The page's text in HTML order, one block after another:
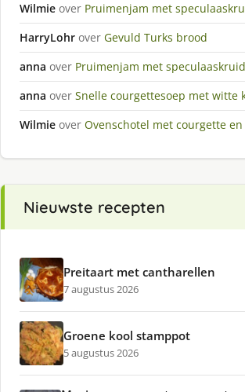
Wilmie over Pruimenjam met
HarryLohr over Gevuld Turks brood
anna over Pruimenjam met
anna over Snelle courgettesoep met witte
Wilmie over Ovenschotel met courgette
Nieuwste recepten
Preitaart met cantharellen
7 augustus 2026
Groene kool stamppot
5 augustus 2026